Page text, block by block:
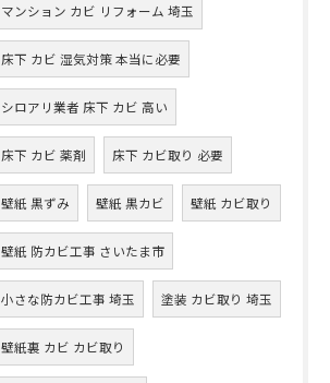
マンション カビ リフォーム 埼玉
床下 カビ 湿気対策 本当に必要
シロアリ業者 床下 カビ 高い
床下 カビ 薬剤 床下 カビ取り 必要
壁紙 黒ずみ 壁紙 黒カビ 壁紙 カビ取り
壁紙 防カビ工事 さいたま市
小さな防カビ工事 埼玉 塗装 カビ取り 埼玉
壁紙裏 カビ カビ取り